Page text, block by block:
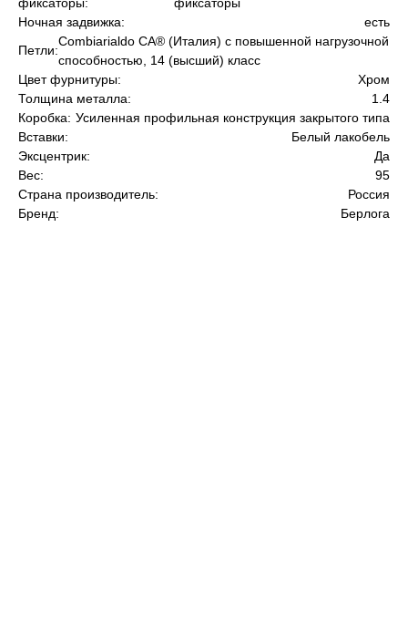
Ночная задвижка:
есть
Петли:
Сombiarialdo СА® (Италия) с повышенной нагрузочной
способностью, 14 (высший) класс
Цвет фурнитуры:
Хром
Толщина металла:
1.4
Коробка: Усиленная профильная конструкция закрытого типа
Вставки:
Белый лакобель
Эксцентрик:
Да
Вес:
95
Страна производитель:
Россия
Бренд:
Берлога